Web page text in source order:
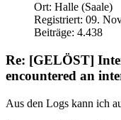
Ort: Halle (Saale)
Registriert: 09.
Beiträge: 4.438
Re: [GELÖST]
encountered an
Aus den Logs kann ich